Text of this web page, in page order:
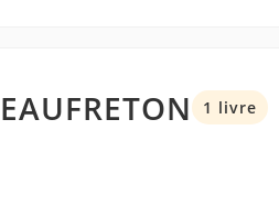
1 livre